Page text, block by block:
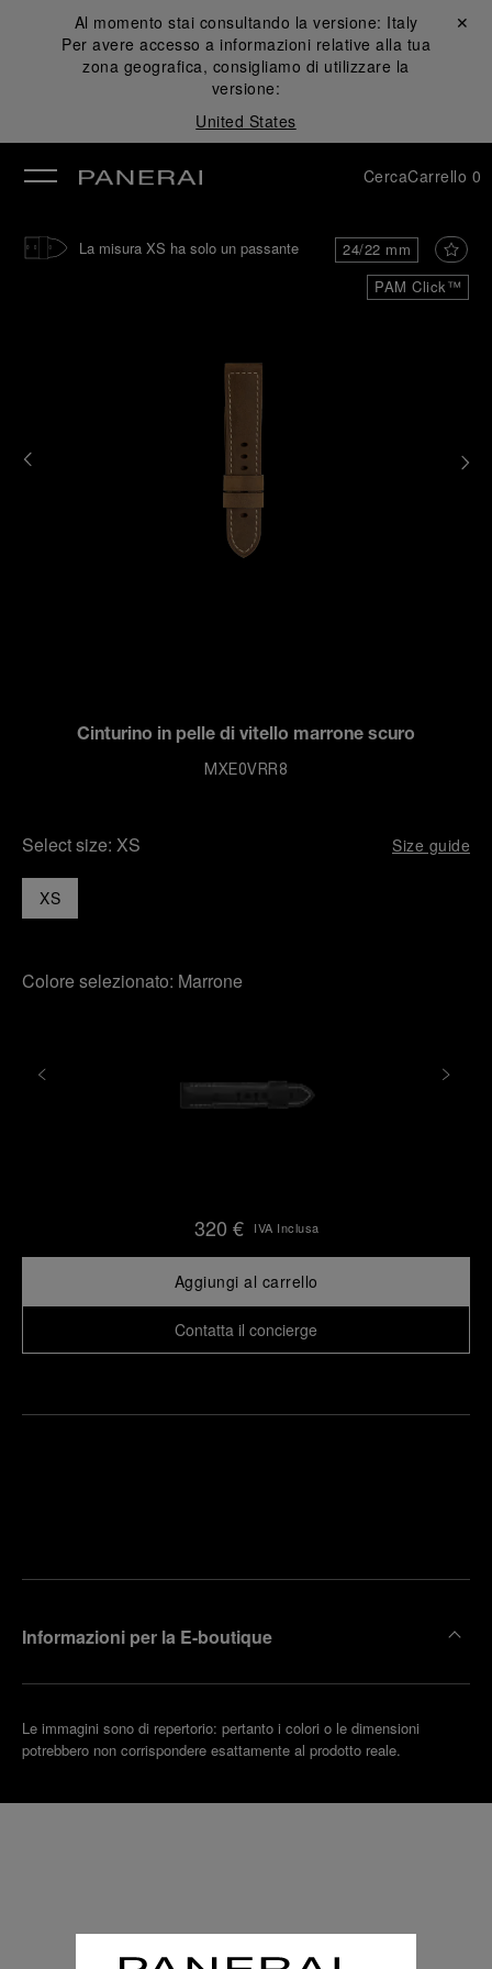
Al momento stai consultando la versione: Italy
Per avere accesso a informazioni relative alla tua
zona geografica, consigliamo di utilizzare la
versione:
United States
Chiudi ✕
CercaCarrello 0
PAM Click™
24/22 mm
La misura XS ha solo un passante
Cinturino in pelle di vitello marrone scuro
MXE0VRR8
Select size: XS Size guide
XS
Colore selezionato: Marrone
320 € IVA Inclusa
Aggiungi al carrello
Contatta il concierge
Informazioni per la E-boutique
Le immagini sono di repertorio: pertanto i colori o le dimensioni
potrebbero non corrispondere esattamente al prodotto reale.